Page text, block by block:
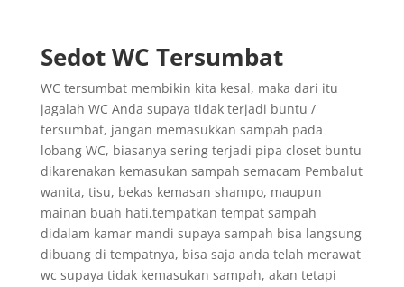
Sedot WC Tersumbat
WC tersumbat membikin kita kesal, maka dari itu
jagalah WC Anda supaya tidak terjadi buntu /
tersumbat, jangan memasukkan sampah pada
lobang WC, biasanya sering terjadi pipa closet buntu
dikarenakan kemasukan sampah semacam Pembalut
wanita, tisu, bekas kemasan shampo, maupun
mainan buah hati,tempatkan tempat sampah
didalam kamar mandi supaya sampah bisa langsung
dibuang di tempatnya, bisa saja anda telah merawat
wc supaya tidak kemasukan sampah, akan tetapi